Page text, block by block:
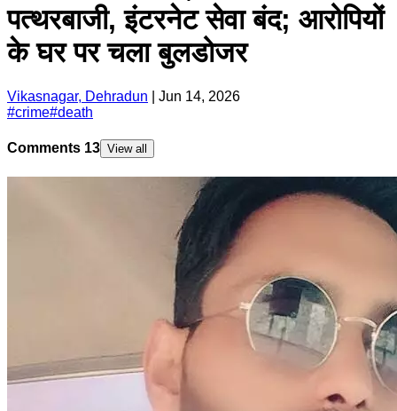
पत्थरबाजी, इंटरनेट सेवा बंद; आरोपियों
के घर पर चला बुलडोजर
Vikasnagar, Dehradun
Jun 14, 2026
#crime#death
Comments 13 View all